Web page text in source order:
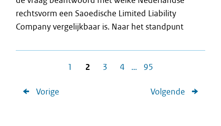
rechtsvorm een Saoedische Limited Liability
Company vergelijkbaar is. Naar het standpunt
Vorige
1 2 3 4 … 95
Volgende